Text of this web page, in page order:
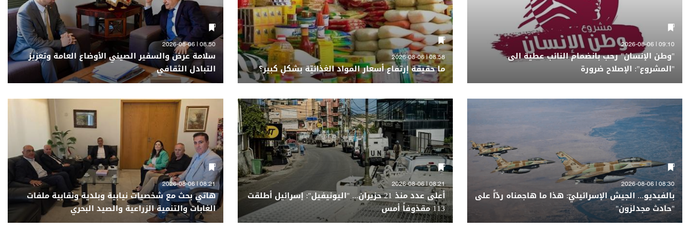
09:10 | 2026-08-06
"وطن الإنسان" رحب بانضمام النائب عطية الى
"المشروع": الإصلاح ضرورة
08:58 | 2026-08-06
ما حقيقة إرتفاع أسعار المواد الغذائيّة بشكلٍ كبير؟
08:50 | 2026-08-06
سلامة عرض والسفير الصيني الأوضاع العامة وتعزيز
التبادل الثقافي
08:30 | 2026-08-06
بالفيديو... الجيش الإسرائيليّ: هذا ما هاجمناه ردّاً على
"حادث مجدلزون"
08:21 | 2026-08-06
أعلى عدد منذ 21 حزيران... "اليونيفيل": إسرائيل أطلقت
113 مقذوفاً أمس
08:21 | 2026-08-06
هاتي بحث مع شخصيات نيابية وبلدية ونقابية ملفات
الغابات والتنمية الزراعية والصيد البحري